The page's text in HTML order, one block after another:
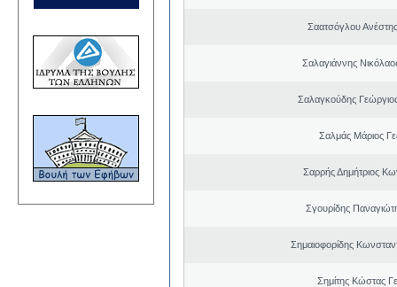
Σαατσόγλου
Σαλαγιάννης
Σαλαγκούδης
Σαλμάς Μάριος
Σαρρής Δημήτριος
Σγουρίδης
Σημαιοφορίδης
Σημίτης Κώστας